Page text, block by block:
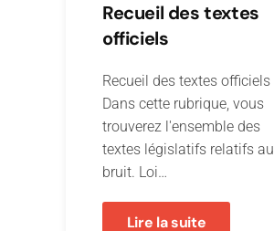
Recueil des textes
officiels
Recueil des textes officiels
Dans cette rubrique, vous
trouverez l'ensemble des
textes législatifs relatifs au
bruit. Loi…
Lire la suite